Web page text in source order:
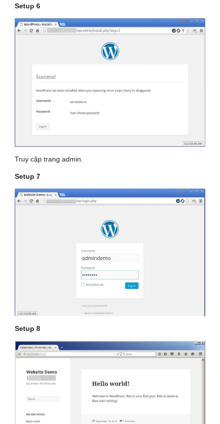
Setup 6
Truy cập trang admin.
Setup 7
Setup 8